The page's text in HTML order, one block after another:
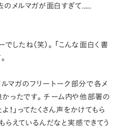
のメルマガが面白すぎて……
したね（笑）。「こんな面白く書
ルマガのフリートーク部分で各メ
ったです。チーム内や他部署の
！」ってたくさん声をかけてもら
らえているんだなと実感できてう